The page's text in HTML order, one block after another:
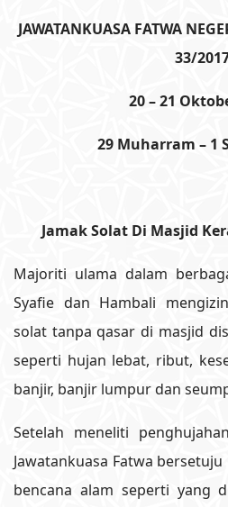
JAWATANKUASA FATWA
33/
20 – 21
29 Muharram – 1
Jamak Solat Di Masjid
Majoriti ulama dalam
Syafie dan Hambali
solat tanpa qasar di masjid
seperti hujan lebat, ribut,
banjir, banjir lumpur dan
Setelah meneliti
Jawatankuasa Fatwa
bencana alam seperti yang